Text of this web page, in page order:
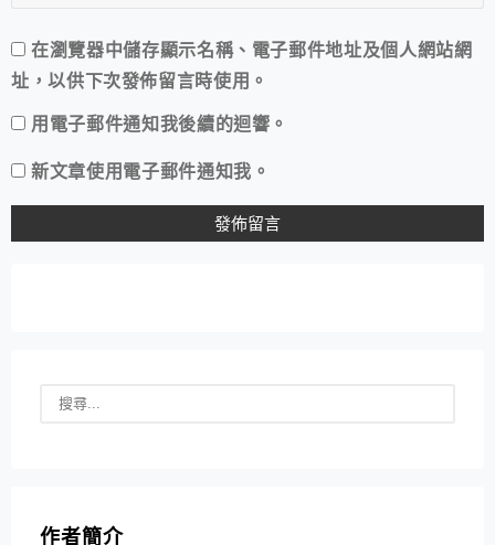
在瀏覽器中儲存顯示名稱、電子郵件地址及個人網站網
址，以供下次發佈留言時使用。
用電子郵件通知我後續的迴響。
新文章使用電子郵件通知我。
作者簡介